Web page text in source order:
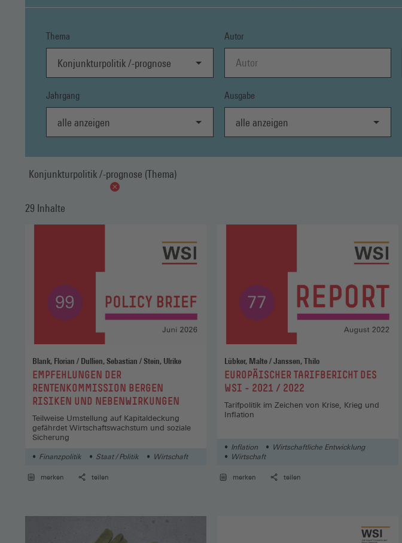
Thema
Konjunkturpolitik /-prognose
Autor
Jahrgang
alle anzeigen
Ausgabe
alle anzeigen
Konjunkturpolitik /-prognose (Thema)
29 Inhalte
Blank, Florian / Dullien, Sebastian / Stein, Ulrike
:EMPFEHLUNGEN DER
RENTENKOMMISSION BERGEN
RISIKEN UND NEBENWIRKUNGEN
Teilweise Umstellung auf Kapitaldeckung
gefährdet Wirtschaftswachstum und soziale
Sicherung
Finanzpolitik Staat / Politik Wirtschaft
merken teilen
Lübker, Malte / Janssen, Thilo
:EUROPÄISCHER TARIFBERICHT DES
WSI - 2021 / 2022
Tarifpolitik im Zeichen von Krise, Krieg und
Inflation
Inflation
Wirtschaftliche Entwicklung
Wirtschaft
merken teilen